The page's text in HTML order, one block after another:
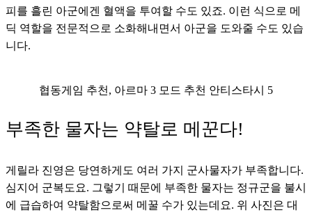
피를 흘린 아군에겐 혈액을 투여할 수도 있죠. 이런 식으로 메
딕 역할을 전문적으로 소화해내면서 아군을 도와줄 수도 있습
니다.
협동게임 추천, 아르마 3 모드 추천 안티스타시 5
부족한 물자는 약탈로 메꾼다!
게릴라 진영은 당연하게도 여러 가지 군사물자가 부족합니다.
심지어 군복도요. 그렇기 때문에 부족한 물자는 정규군을 불시
에 급습하여 약탈함으로써 메꿀 수가 있는데요. 위 사진은 대